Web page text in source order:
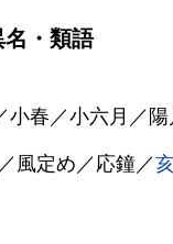
・類語
小春／小六月／
風定め／応鐘／